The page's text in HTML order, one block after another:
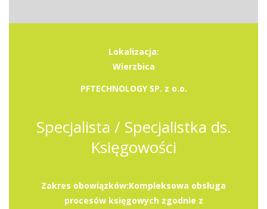
Lokalizacja:
Wierzbica
PFTECHNOLOGY SP. z o.o.
Specjalista / Specjalistka ds.
Księgowości
Zakres obowiązków:Kompleksowa obsługa
procesów księgowych zgodnie z